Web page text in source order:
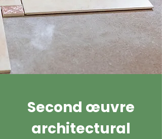
Second œuvre
architectural